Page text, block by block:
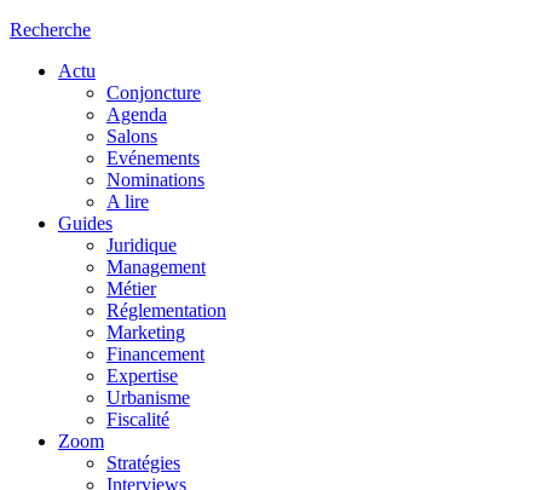
Recherche
Actu
Conjoncture
Agenda
Salons
Evénements
Nominations
A lire
Guides
Juridique
Management
Métier
Réglementation
Marketing
Financement
Expertise
Urbanisme
Fiscalité
Zoom
Stratégies
Interviews